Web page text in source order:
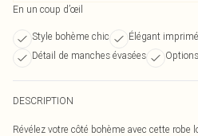
En un coup d’œil
Style bohème chic Élégant
Détail de manches évasées
DESCRIPTION
Révélez votre côté bohème avec cette